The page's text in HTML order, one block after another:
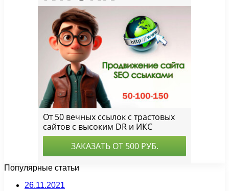
Популярные статьи
26.11.2021